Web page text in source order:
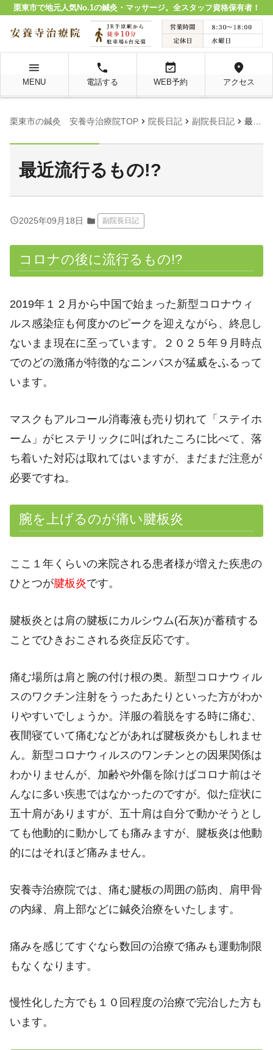
栗東市で地元人気No.1の鍼灸・マッサージ。全スタッフ資格保有者！
menu
MENU
local_phone
電話する
event_available
WEB予約
location_on
アクセス
栗東市の鍼灸 安養寺治療院TOP chevron_right 院長日記 chevron_right 副院長日記 chevron_right 最近流行るもの!?
最近流行るもの!?
query_builder2025年09月18日 folder 副院長日記
コロナの後に流行るもの!?
2019年１２月から中国で始まった新型コロナウィ
ルス感染症も何度かのピークを迎えながら、終息し
ないまま現在に至っています。２０２５年９月時点
でのどの激痛が特徴的なニンバスが猛威をふるって
います。
マスクもアルコール消毒液も売り切れて「ステイホ
ーム」がヒステリックに叫ばれたころに比べて、落
ち着いた対応は取れてはいますが、まだまだ注意が
必要ですね。
腕を上げるのが痛い腱板炎
ここ１年くらいの来院される患者様が増えた疾患の
ひとつが腱板炎です。
腱板炎とは肩の腱板にカルシウム(石灰)が蓄積する
ことでひきおこされる炎症反応です。
痛む場所は肩と腕の付け根の奥。新型コロナウィル
スのワクチン注射をうったあたりといった方がわか
りやすいでしょうか。洋服の着脱をする時に痛む、
夜間寝ていて痛むなどがあれば腱板炎かもしれませ
ん。新型コロナウィルスのワンチンとの因果関係は
わかりませんが、加齢や外傷を除けばコロナ前はそ
んなに多い疾患ではなかったのですが。似た症状に
五十肩がありますが、五十肩は自分で動かそうとし
ても他動的に動かしても痛みますが、腱板炎は他動
的にはそれほど痛みません。
安養寺治療院では、痛む腱板の周囲の筋肉、肩甲骨
の内縁、肩上部などに鍼灸治療をいたします。
痛みを感じてすぐなら数回の治療で痛みも運動制限
もなくなります。
慢性化した方でも１０回程度の治療で完治した方も
います。